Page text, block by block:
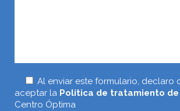
Al enviar este formulario, declaro
aceptar la Política de tratamiento
Centro Óptima